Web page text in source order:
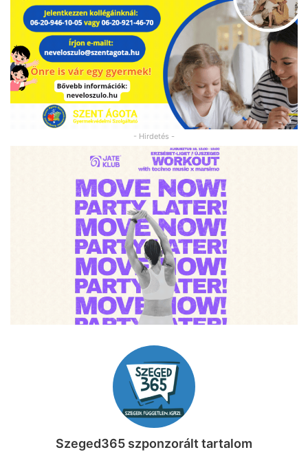
- Hirdetés -
Szeged365 szponzorált tartalom